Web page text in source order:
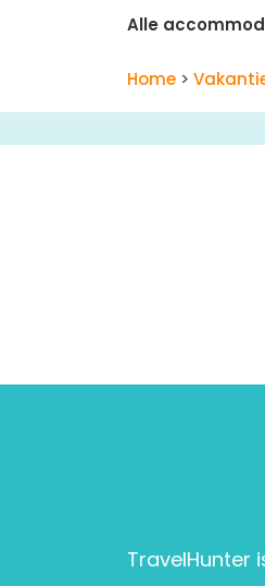
Alle
Home >
TravelHunter